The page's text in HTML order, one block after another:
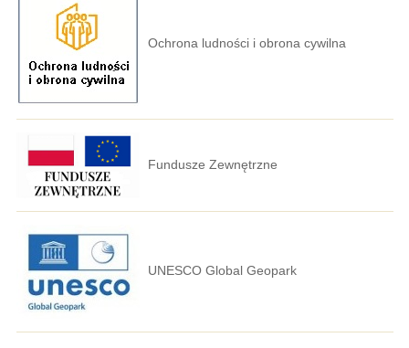
Ochrona ludności i obrona cywilna
Fundusze Zewnętrzne
UNESCO Global Geopark